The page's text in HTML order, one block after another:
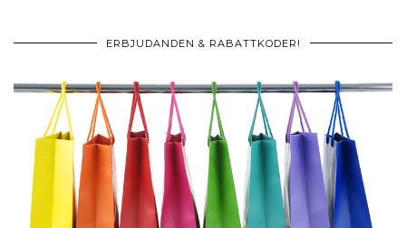
ERBJUDANDEN & RABATTKODER!